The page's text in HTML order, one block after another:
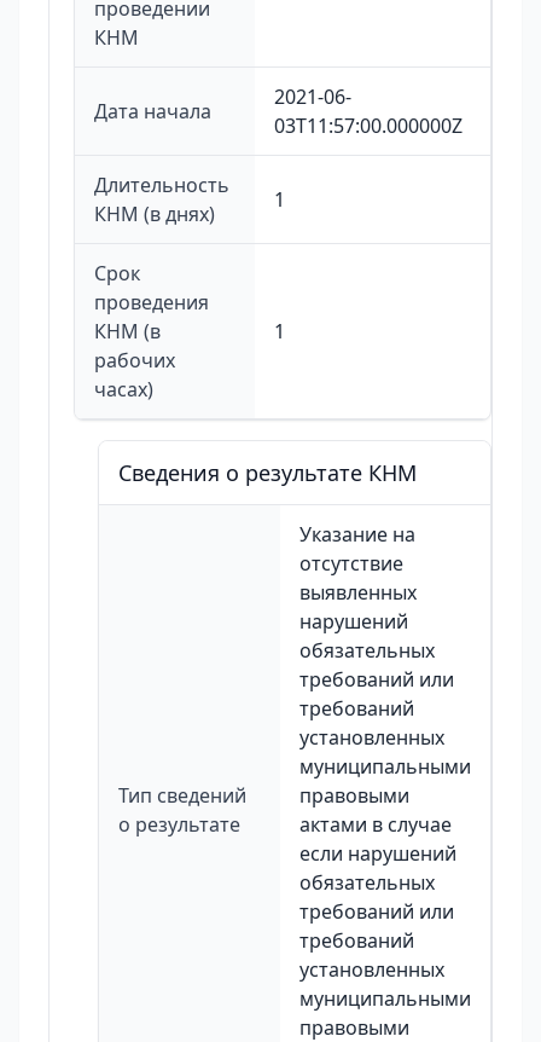
проведении
КНМ
Дата начала
2021-06-
03T11:57:00.000000Z
Длительность
КНМ (в днях)
1
Срок
проведения
КНМ (в
рабочих
часах)
1
Сведения о результате КНМ
Тип сведений
о результате
Указание на
отсутствие
выявленных
нарушений
обязательных
требований или
требований
установленных
муниципальными
правовыми
актами в случае
если нарушений
обязательных
требований или
требований
установленных
муниципальными
правовыми